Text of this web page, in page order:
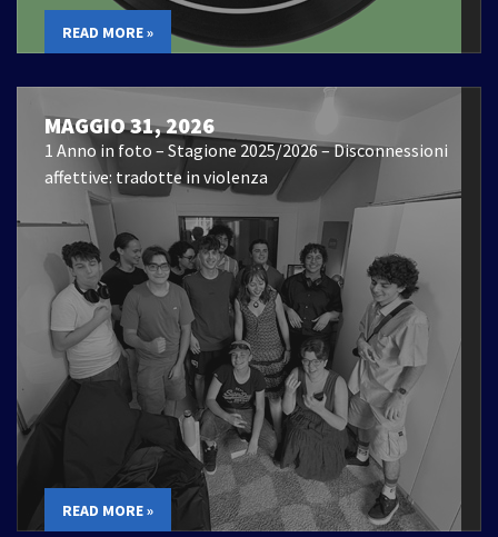
READ MORE »
MAGGIO 31, 2026
1 Anno in foto – Stagione 2025/2026 – Disconnessioni
affettive: tradotte in violenza
READ MORE »